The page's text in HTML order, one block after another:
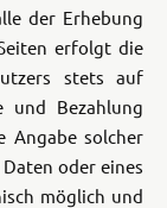
der Erhebung
erfolgt die
stets auf
und Bezahlung
Angabe solcher
oder eines
möglich und